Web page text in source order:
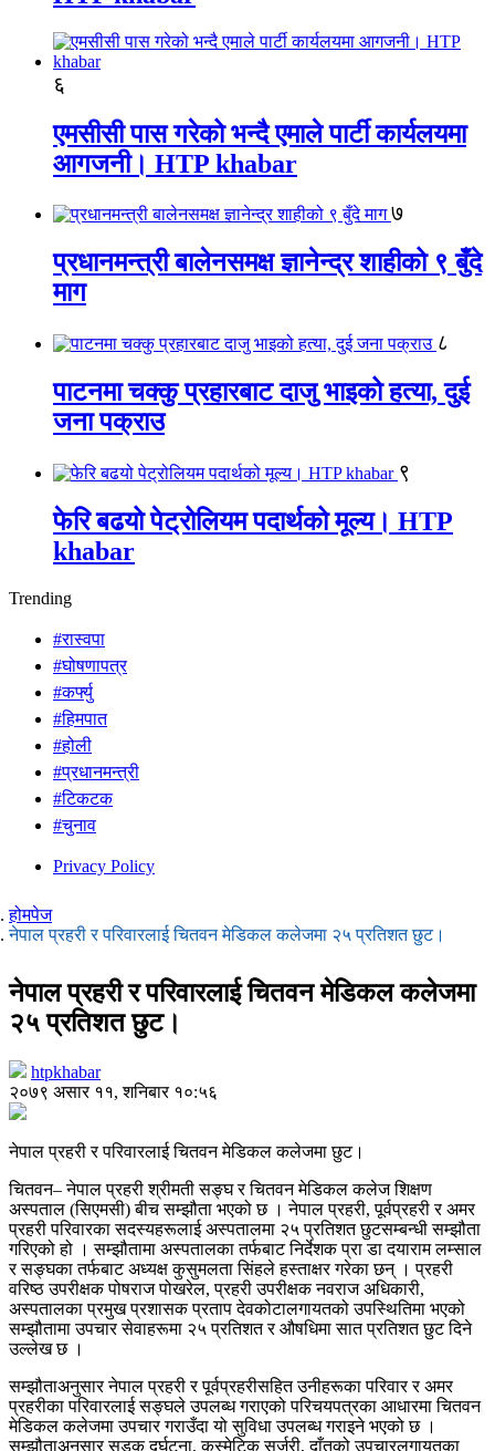
६
एमसीसी पास गरेको भन्दै एमाले पार्टी कार्यलयमा
आगजनी। HTP khabar
७
प्रधानमन्त्री बालेनसमक्ष ज्ञानेन्द्र शाहीको ९ बुँदे
माग
८
पाटनमा चक्कु प्रहारबाट दाजु भाइको हत्या, दुई
जना पक्राउ
९
फेरि बढयो पेट्रोलियम पदार्थको मूल्य। HTP
khabar
Trending
#रास्वपा
#घोषणापत्र
#कर्फ्यु
#हिमपात
#होली
#प्रधानमन्त्री
#टिकटक
#चुनाव
Privacy Policy
होमपेज
नेपाल प्रहरी र परिवारलाई चितवन मेडिकल कलेजमा २५ प्रतिशत छुट।
नेपाल प्रहरी र परिवारलाई चितवन मेडिकल कलेजमा
२५ प्रतिशत छुट।
htpkhabar
२०७९ असार ११, शनिबार १०:५६
नेपाल प्रहरी र परिवारलाई चितवन मेडिकल कलेजमा छुट।
चितवन– नेपाल प्रहरी श्रीमती सङ्घ र चितवन मेडिकल कलेज शिक्षण
अस्पताल (सिएमसी) बीच सम्झौता भएको छ । नेपाल प्रहरी, पूर्वप्रहरी र अमर
प्रहरी परिवारका सदस्यहरूलाई अस्पतालमा २५ प्रतिशत छुटसम्बन्धी सम्झौता
गरिएको हो । सम्झौतामा अस्पतालका तर्फबाट निर्देशक प्रा डा दयाराम लम्साल
र सङ्घका तर्फबाट अध्यक्ष कुसुमलता सिंहले हस्ताक्षर गरेका छन् । प्रहरी
वरिष्ठ उपरीक्षक पोषराज पोखरेल, प्रहरी उपरीक्षक नवराज अधिकारी,
अस्पतालका प्रमुख प्रशासक प्रताप देवकोटालगायतको उपस्थितिमा भएको
सम्झौतामा उपचार सेवाहरूमा २५ प्रतिशत र औषधिमा सात प्रतिशत छुट दिने
उल्लेख छ ।
सम्झौताअनुसार नेपाल प्रहरी र पूर्वप्रहरीसहित उनीहरूका परिवार र अमर
प्रहरीका परिवारलाई सङ्घले उपलब्ध गराएको परिचयपत्रका आधारमा चितवन
मेडिकल कलेजमा उपचार गराउँदा यो सुविधा उपलब्ध गराइने भएको छ ।
सम्झौताअनुसार सडक दुर्घटना, कस्मेटिक सर्जरी, दाँतको उपचारलगायतका